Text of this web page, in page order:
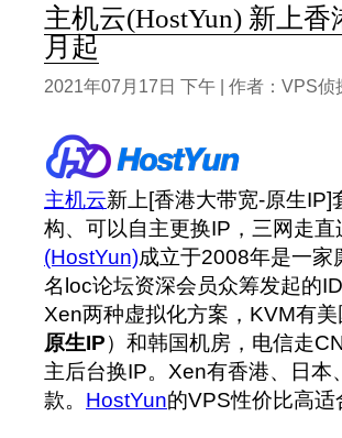
主机云(HostYun) 新上
月起
2021年07月17日 下午 | 作者：VPS侦
主机云新上[香港大带宽-原生
构、可以自主更换IP，三网走
(HostYun)成立于2008年是一
名loc论坛资深会员众筹发起的
Xen两种虚拟化方案，KVM有
原生IP）和韩国机房，电信走
主后台换IP。Xen有香港、日
款。 HostYun的VPS性价比高